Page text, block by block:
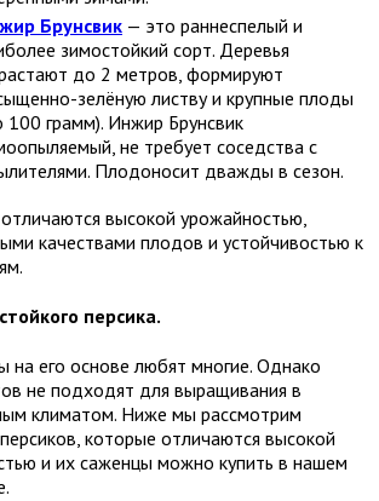
Брунсвик — это раннеспелый и
зимостойкий сорт. Деревья
до 2 метров, формируют
зелёную листву и крупные плоды
100 грамм). Инжир Брунсвик
не требует соседства с
Плодоносит дважды в сезон.
высокой урожайностью,
качествами плодов и устойчивостью к
персика.
на его основе любят многие. Однако
не подходят для выращивания в
климатом. Ниже мы рассмотрим
которые отличаются высокой
и их саженцы можно купить в нашем